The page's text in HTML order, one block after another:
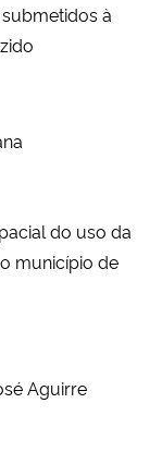
à
do uso da
município de
Aguirre